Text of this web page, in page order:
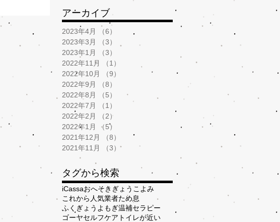
アーカイブ
2023年4月 （6）
2023年3月
（3）
2023年1月
（3）
2022年11月
（1）
2022年10月
（9）
9件の記事
2022年9月
（8）
2022年8月
（5）
5件の記事
2022年7月
（1）
2022年2月
（2）
2022年1月
（5）
2021年12月
（8）
8件の記事
2021年11月
（3）3件の記事
タグから検索
iCassaおへそきぎょう こよみ
これから人気業者ため息
ふくぎょう よもぎ温補セラピー
ゴーヤセルフケア トイレが近い